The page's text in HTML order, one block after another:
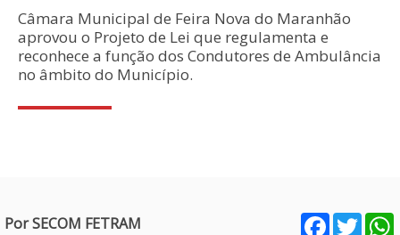
Câmara Municipal de Feira Nova do Maranhão
aprovou o Projeto de Lei que regulamenta e
reconhece a função dos Condutores de Ambulância
no âmbito do Município.
Por SECOM FETRAM
Facebook